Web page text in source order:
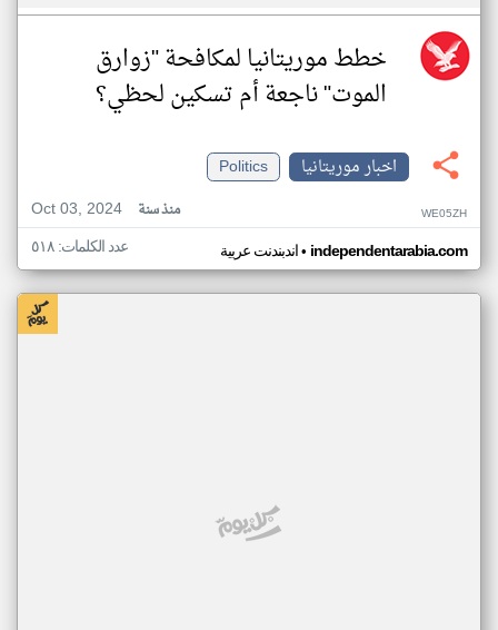
خطط موريتانيا لمكافحة "زوارق
الموت" ناجعة أم تسكين لحظي؟
اخبار موريتانيا
Politics
Oct 03, 2024
منذ سنة WE05ZH
اندبندنت عربية• independentarabia.com عدد الكلمات: ٥١٨